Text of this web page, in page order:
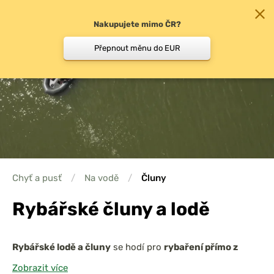
Chyť a pusť / Na vodě / Čluny
Rybářské čluny a lodě
Rybářské lodě a čluny se hodí pro rybaření přímo z
vody
, k zakrmení ryb nebo vyvážení nástrah. Dodávají se
Zobrazit více
Nakupujete mimo ČR?
Přepnout měnu do EUR